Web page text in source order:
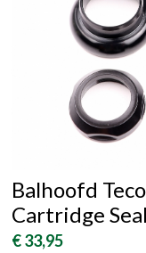
Balhoofd
Cartridge
€ 33,95